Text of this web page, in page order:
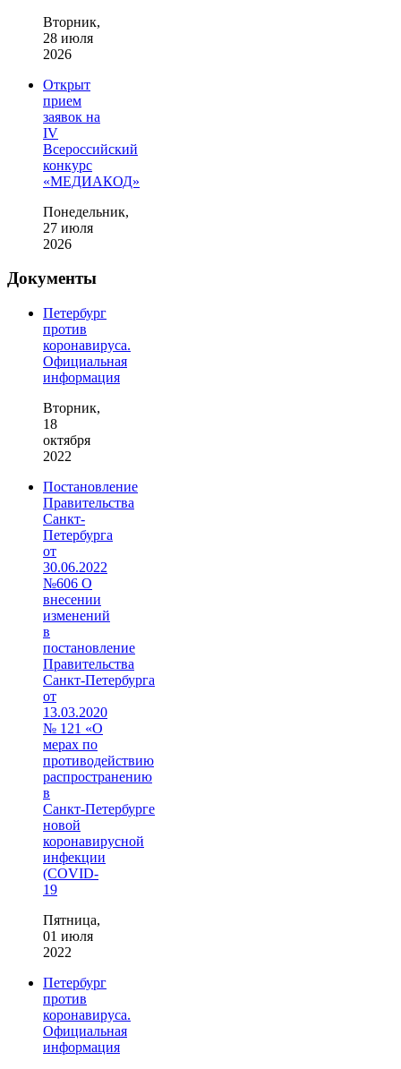
Вторник,
28 июля
2026
Открыт
прием
заявок на
IV
Всероссийский
конкурс
«МЕДИАКОД»
Понедельник,
27 июля
2026
Документы
Петербург
против
коронавируса.
Официальная
информация
Вторник,
18
октября
2022
Постановление
Правительства
Санкт-
Петербурга
от
30.06.2022
№606 О
внесении
изменений
в
постановление
Правительства
Санкт‑Петербурга
от
13.03.2020
№ 121 «О
мерах по
противодействию
распространению
в
Санкт‑Петербурге
новой
коронавирусной
инфекции
(COVID-
19
Пятница,
01 июля
2022
Петербург
против
коронавируса.
Официальная
информация